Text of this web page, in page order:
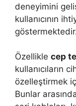
deneyimini
kullanıcının
Özellikle cep
kullanıcıların
özelleştirmek
Bunlar